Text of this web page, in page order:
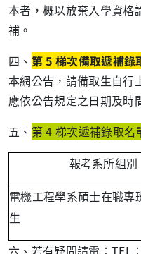
本者，概以放棄入學資格
補。
四、 第 5 梯次備取遞補錄
本網公告，請備取生自行
應依公告規定之日期及時
五、 第4 梯次遞補錄取名
報考系所組別
電機工程學系碩士在職專
生
六、若有疑問請電： TEL：